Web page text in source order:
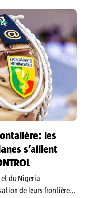
les
s’allient
du Nigeria
de leurs frontières